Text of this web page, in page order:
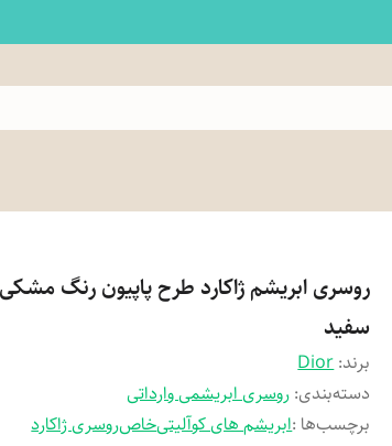
روسری ابریشم ژاکارد طرح پاپیون رنگ مشکی
سفید
برند:Dior
دسته‌بندی: روسری ابریشمی وارداتی
برچسب‌ها :ابریشم های کوآلیتیخاصروسری ژاکارد